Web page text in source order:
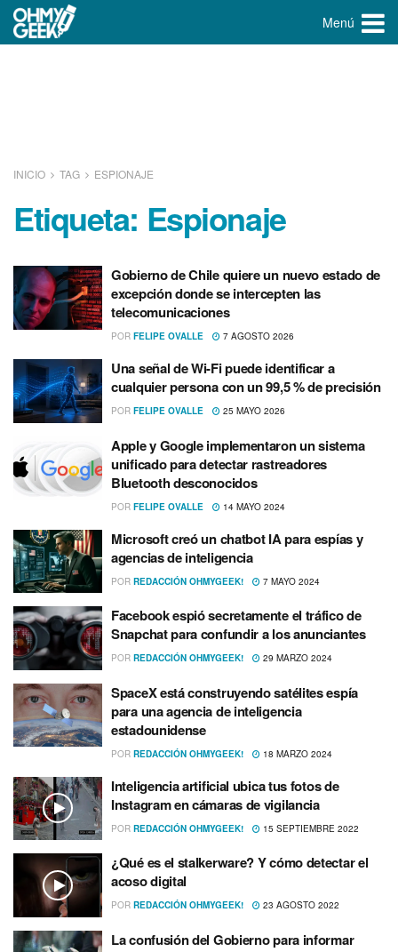
Menú
INICIO TAG ESPIONAJE
Etiqueta: Espionaje
Gobierno de Chile quiere un nuevo estado de
excepción donde se intercepten las
telecomunicaciones
POR FELIPE OVALLE 7 AGOSTO 2026
Una señal de Wi-Fi puede identificar a
cualquier persona con un 99,5 % de precisión
POR FELIPE OVALLE 25 MAYO 2026
Apple y Google implementaron un sistema
unificado para detectar rastreadores
Bluetooth desconocidos
POR FELIPE OVALLE 14 MAYO 2024
Microsoft creó un chatbot IA para espías y
agencias de inteligencia
POR REDACCIÓN OHMYGEEK! 7 MAYO 2024
Facebook espió secretamente el tráfico de
Snapchat para confundir a los anunciantes
POR REDACCIÓN OHMYGEEK! 29 MARZO 2024
SpaceX está construyendo satélites espía
para una agencia de inteligencia
estadounidense
POR REDACCIÓN OHMYGEEK! 18 MARZO 2024
Inteligencia artificial ubica tus fotos de
Instagram en cámaras de vigilancia
POR REDACCIÓN OHMYGEEK! 15 SEPTIEMBRE 2022
¿Qué es el stalkerware? Y cómo detectar el
acoso digital
POR REDACCIÓN OHMYGEEK! 23 AGOSTO 2022
La confusión del Gobierno para informar